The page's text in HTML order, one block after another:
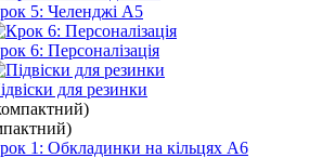
5: Челенджі А5
6: Персоналізація
для резинки
1: Обкладинки на кільцях А6